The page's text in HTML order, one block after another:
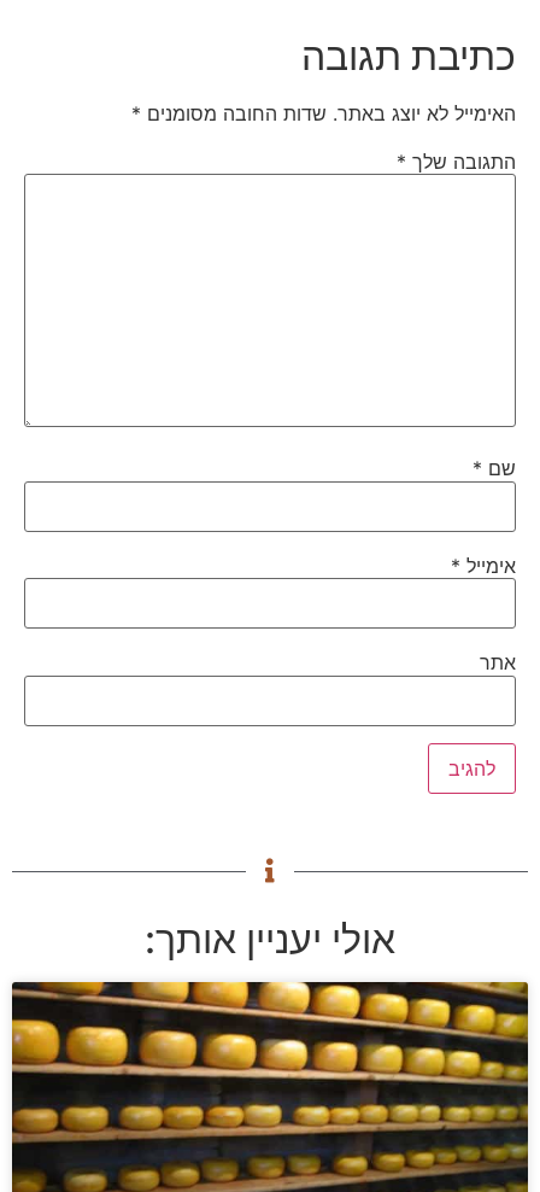
כתיבת תגובה
האימייל לא יוצג באתר. שדות החובה מסומנים*
התגובה שלך*
שם*
אימייל*
אתר
אולי יעניין אותך: